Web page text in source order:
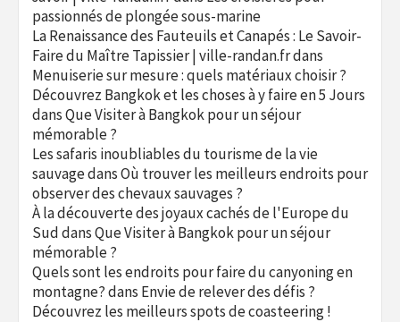
passionnés de plongée sous-marine
La Renaissance des Fauteuils et Canapés : Le Savoir-
Faire du Maître Tapissier | ville-randan.frdans
Menuiserie sur mesure : quels matériaux choisir ?
Découvrez Bangkok et les choses à y faire en 5 Jours
dansQue Visiter à Bangkok pour un séjour
mémorable ?
Les safaris inoubliables du tourisme de la vie
sauvagedansOù trouver les meilleurs endroits pour
observer des chevaux sauvages ?
À la découverte des joyaux cachés de l'Europe du
SuddansQue Visiter à Bangkok pour un séjour
mémorable ?
Quels sont les endroits pour faire du canyoning en
montagne?dans Envie de relever des défis ?
Découvrez les meilleurs spots de coasteering !